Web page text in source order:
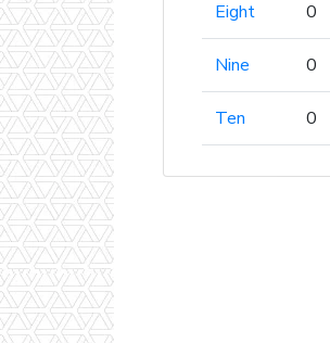
Eight 0
Nine 0
Ten 0